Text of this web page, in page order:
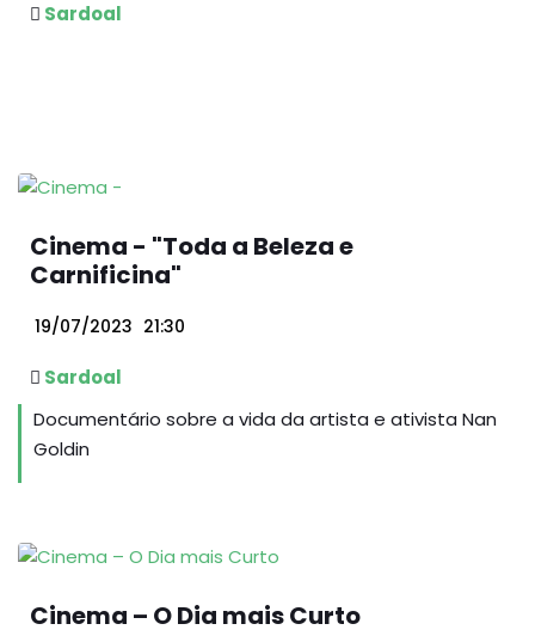
Sardoal
Cinema - "Toda a Beleza e
Carnificina"
19/07/2023 21:30
Sardoal
Documentário sobre a vida da artista e ativista Nan
Goldin
Cinema – O Dia mais Curto